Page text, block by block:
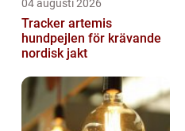
04 augusti 2026
Tracker artemis
hundpejlen för krävande
nordisk jakt